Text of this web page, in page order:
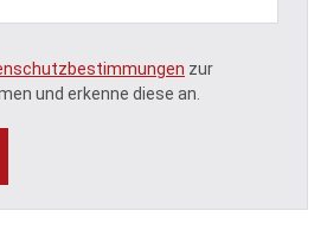
zur
und erkenne diese an.